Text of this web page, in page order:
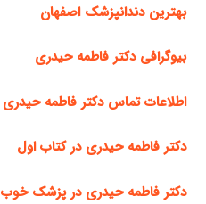
بهترین دندانپزشک اصفهان
بیوگرافی دکتر فاطمه حیدری
اطلاعات تماس دکتر فاطمه حیدری
دکتر فاطمه حیدری در کتاب اول
دکتر فاطمه حیدری در پزشک خوب